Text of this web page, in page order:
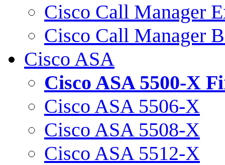
Cisco Call Manager
Cisco Call Manager
Cisco ASA
Cisco ASA 5500-X
Cisco ASA 5506-X
Cisco ASA 5508-X
Cisco ASA 5512-X